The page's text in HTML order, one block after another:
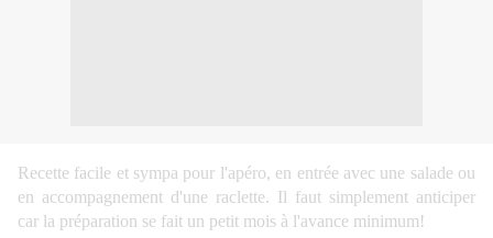
Recette facile et sympa pour l'apéro, en entrée avec une salade ou
en accompagnement d'une raclette. Il faut simplement anticiper
car la préparation se fait un petit mois à l'avance minimum!